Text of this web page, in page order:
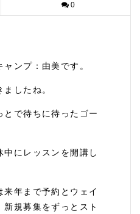
0
ンプ：由美です。
したね。
とで待ちに待ったゴー
にレッスンを開講し
来年まで予約とウェイ
規募集をずっとスト